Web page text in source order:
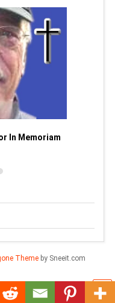
In Memoriam
Themeby Sneeit.com